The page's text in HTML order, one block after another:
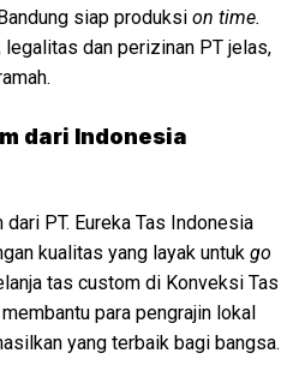
siap produksi on time.
legalitas dan perizinan PT jelas,
dari Indonesia
PT. Eureka Tas Indonesia
kualitas yang layak untuk go
tas custom di Konveksi Tas
para pengrajin lokal
yang terbaik bagi bangsa.